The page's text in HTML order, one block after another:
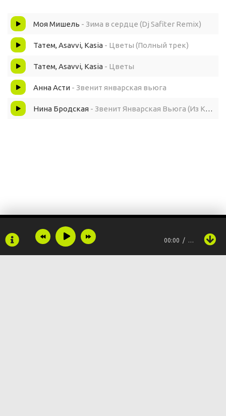
И ливни хлещут упруго
И звёзды мчатся по кругу
И шумят города
Не видят люди друг-друга
Проходят мимо друг-друга
Теряют люди друг-друга
А потом не найдут никогда
Моя Мишель - Зима в сердце (Dj Safiter Remix)
Татем, Asavvi, Kasia - Цветы (Полный трек)
Татем, Asavvi, Kasia - Цветы
Анна Асти - Звенит январская вьюга
Нина Бродская - Звенит Январская Вьюга (Из К/Ф Иван Васильевич Меняет Профессию)
00:00